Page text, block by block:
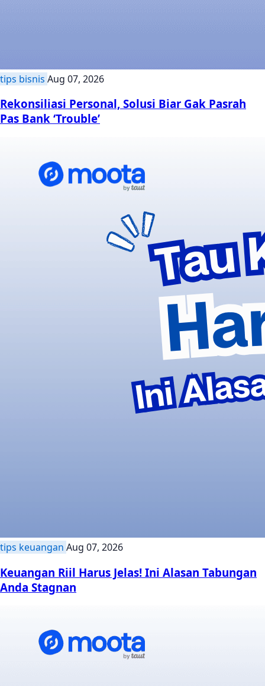
tips bisnis Aug 07, 2026
Rekonsiliasi Personal, Solusi Biar Gak Pasrah
Pas Bank ‘Trouble’
tips keuangan Aug 07, 2026
Keuangan Riil Harus Jelas! Ini Alasan Tabungan
Anda Stagnan